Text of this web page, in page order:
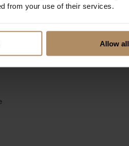
from your use of their services.
Allow all